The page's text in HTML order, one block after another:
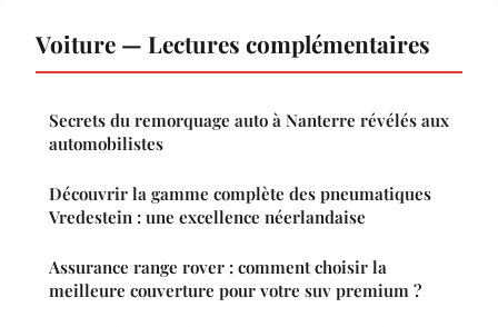
Voiture — Lectures complémentaires
Secrets du remorquage auto à Nanterre révélés aux
automobilistes
Découvrir la gamme complète des pneumatiques
Vredestein : une excellence néerlandaise
Assurance range rover : comment choisir la
meilleure couverture pour votre suv premium ?